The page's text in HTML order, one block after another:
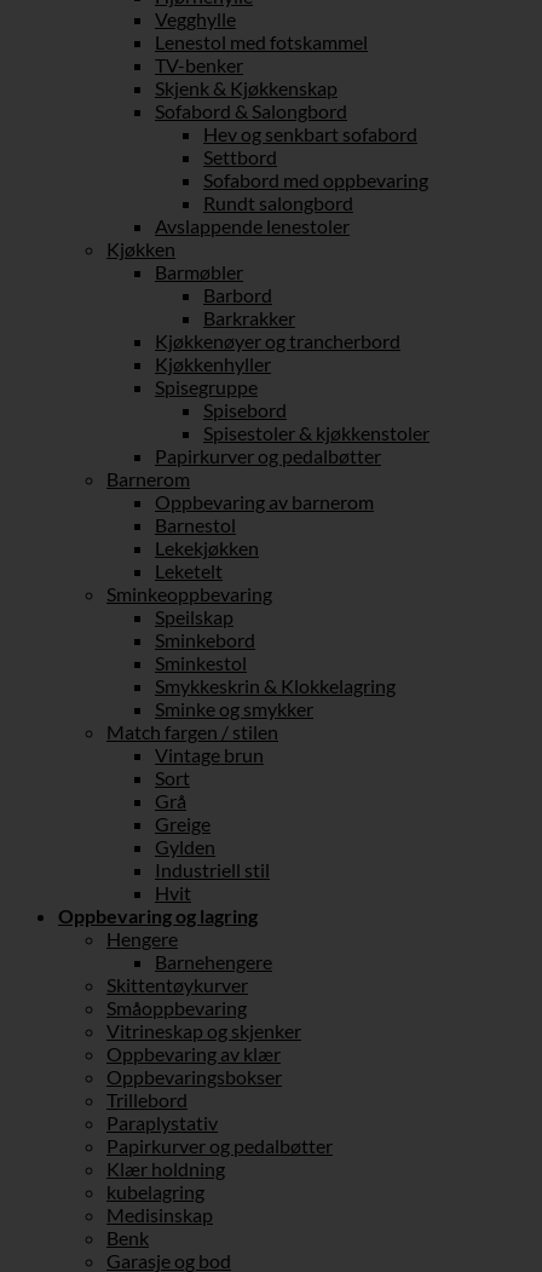
Vegghylle
Lenestol med fotskammel
TV-benker
Skjenk & Kjøkkenskap
Sofabord & Salongbord
Hev og senkbart sofabord
Settbord
Sofabord med oppbevaring
Rundt salongbord
Avslappende lenestoler
Kjøkken
Barmøbler
Barbord
Barkrakker
Kjøkkenøyer og trancherbord
Kjøkkenhyller
Spisegruppe
Spisebord
Spisestoler & kjøkkenstoler
Papirkurver og pedalbøtter
Barnerom
Oppbevaring av barnerom
Barnestol
Lekekjøkken
Leketelt
Sminkeoppbevaring
Speilskap
Sminkebord
Sminkestol
Smykkeskrin & Klokkelagring
Sminke og smykker
Match fargen / stilen
Vintage brun
Sort
Grå
Greige
Gylden
Industriell stil
Hvit
Oppbevaring og lagring
Hengere
Barnehengere
Skittentøykurver
Småoppbevaring
Vitrineskap og skjenker
Oppbevaring av klær
Oppbevaringsbokser
Trillebord
Paraplystativ
Papirkurver og pedalbøtter
Klær holdning
kubelagring
Medisinskap
Benk
Garasje og bod